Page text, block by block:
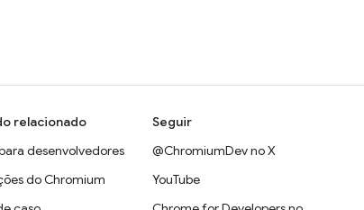
relacionado
desenvolvedores
do Chromium
Seguir
@ChromiumDev no X
YouTube